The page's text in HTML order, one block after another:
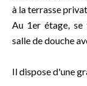
à la terrasse
Au 1er étage, se
salle de douche
Il dispose d'une